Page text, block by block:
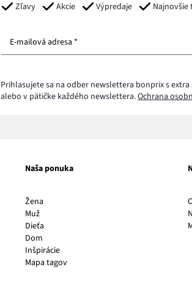
Zľavy Akcie Výpredaje Najnovšie
E-mailová adresa *
Prihlasujete sa na odber newslettera bonprix s
alebo v pätičke každého newslettera.Ochrana
Naša ponuka
Žena
Muž
Dieťa
Dom
Inšpirácie
Mapa tagov